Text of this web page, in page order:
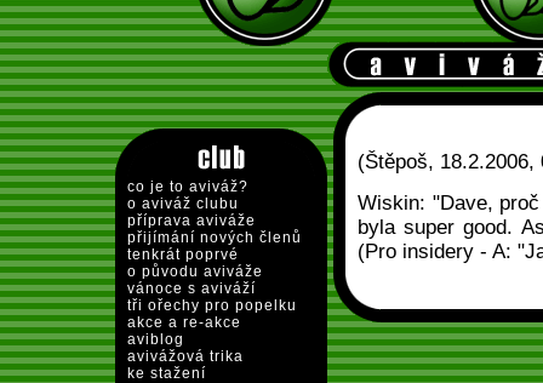
co je to aviváž?
o aviváž clubu
příprava aviváže
přijímání nových členů
tenkrát poprvé
o původu aviváže
vánoce s aviváží
tři ořechy pro popelku
akce a re-akce
aviblog
avivážová trika
ke stažení
(Štěpoš, 18.2.2006,
Wiskin: "Dave,
byla super good.
(Pro insidery - A: